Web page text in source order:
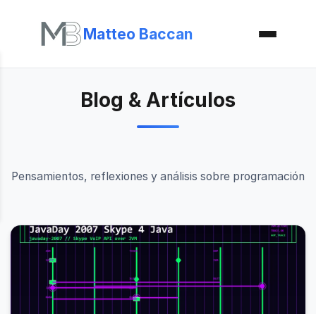
Matteo Baccan
Blog & Artículos
Pensamientos, reflexiones y análisis sobre programación